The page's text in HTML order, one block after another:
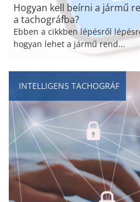
Hogyan kell beírni a jármű
a tachográfba?
Ebben a cikkben lépésről
hogyan lehet a jármű rend...
INTELLIGENS TACHOGRÁF